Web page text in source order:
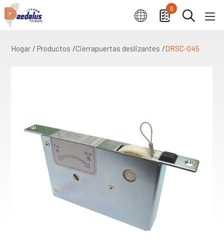
0
Hogar Productos Cierrapuertas deslizantes DRSC-045